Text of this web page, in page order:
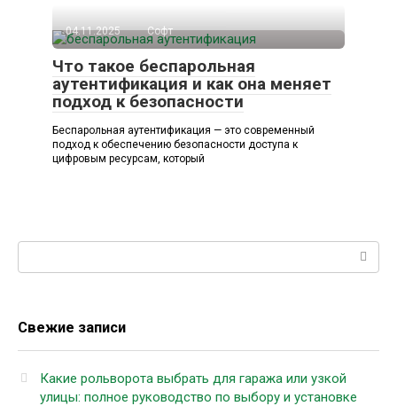
04.11.2025 Софт
Что такое беспарольная
аутентификация и как она меняет
подход к безопасности
Беспарольная аутентификация — это современный
подход к обеспечению безопасности доступа к
цифровым ресурсам, который
Свежие записи
Какие рольворота выбрать для гаража или узкой
улицы: полное руководство по выбору и установке